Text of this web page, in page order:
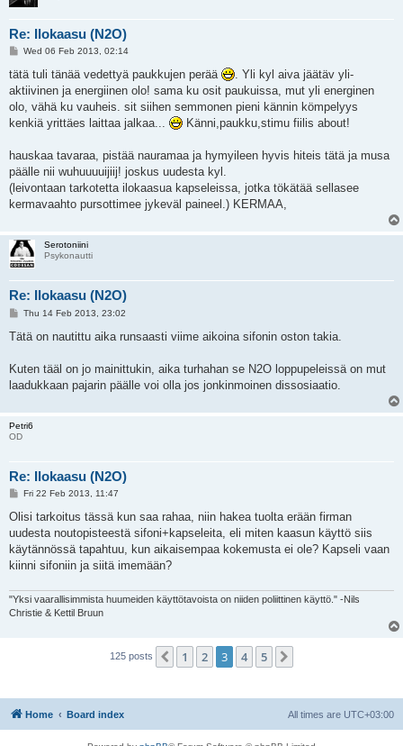
Re: Ilokaasu (N2O)
P
s
Wed 06 Feb 2013, 02:14
tätä tuli tänää vedettyä paukkujen perää
. Yli kyl aiva jäätäv yli-
aktiivinen ja energiinen olo! sama ku osit paukuissa, mut yli energinen
olo, vähä ku vauheis. sit siihen semmonen pieni kännin kömpelyys
kenkiä yrittäes laittaa jalkaa...
Känni,paukku,stimu fiilis about!
hauskaa tavaraa, pistää nauramaa ja hymyileen hyvis hiteis tätä ja musa
päälle nii wuhuuuuijiij! joskus uudesta kyl.
(leivontaan tarkotetta ilokaasua kapseleissa, jotka tökätää sellasee
kermavaahto pursottimee jykeväl paineel.) KERMAA,
Serotoniini
Psykonautti
Re: Ilokaasu (N2O)
P
s
Thu 14 Feb 2013, 23:02
Tätä on nautittu aika runsaasti viime aikoina sifonin oston takia.
Kuten tääl on jo mainittukin, aika turhahan se N2O loppupeleissä on mut
laadukkaan pajarin päälle voi olla jos jonkinmoinen dissosiaatio.
Petri6
OD
Re: Ilokaasu (N2O)
P
s
Fri 22 Feb 2013, 11:47
Olisi tarkoitus tässä kun saa rahaa, niin hakea tuolta erään firman
uudesta noutopisteestä sifoni+kapseleita, eli miten kaasun käyttö siis
käytännössä tapahtuu, kun aikaisempaa kokemusta ei ole? Kapseli vaan
kiinni sifoniin ja siitä imemään?
"Yksi vaarallisimmista huumeiden käyttötavoista on niiden poliittinen käyttö." -Nils
Christie & Kettil Bruun
125 posts Previous
1 2 3 4 5
Home Board index All times are UTC+03:00